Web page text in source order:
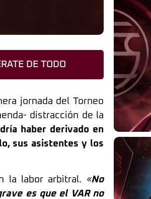
DE TODO
jornada del Torneo
distracción de la
haber derivado en
sus asistentes y los
la labor arbitral. «No
es que el VAR no